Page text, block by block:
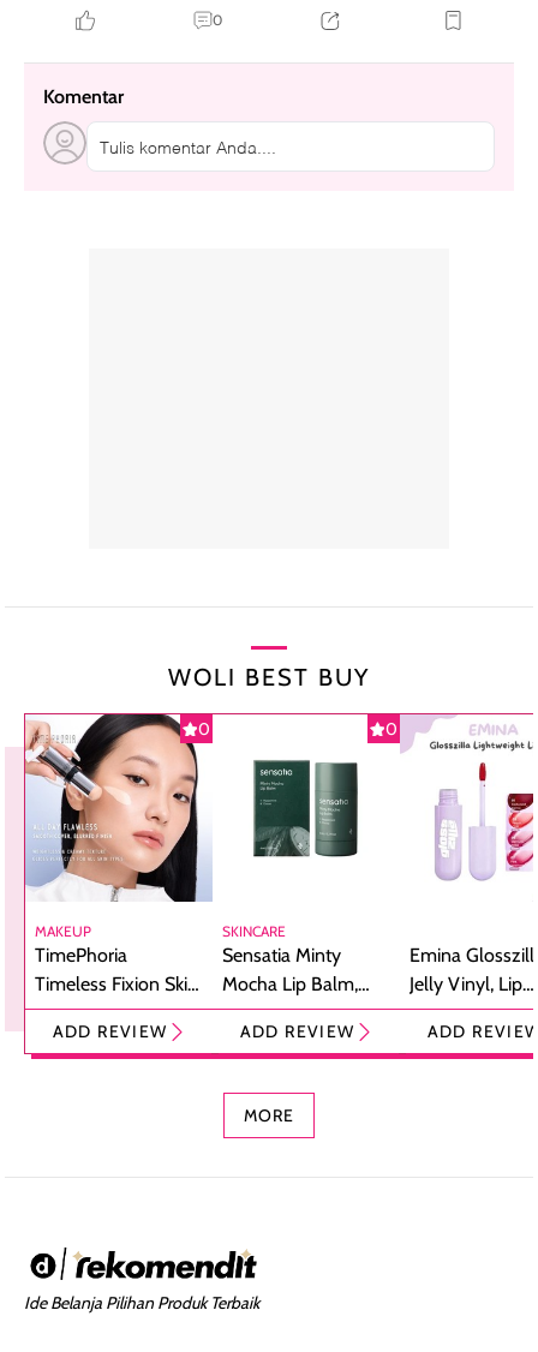
0
Komentar
Tulis komentar Anda....
WOLI BEST BUY
0
MAKEUP
TimePhoria
Timeless Fixion Skin
Tint Stick,
Foundation dan
ADD REVIEW
0
SKINCARE
Sensatia Minty
Mocha Lip Balm,
Pelembap Bibir
dengan Aroma
ADD REVIEW
Emina
Jelly Vinyl, Lip
Cream Glossy
Ringan
ADD
MORE
Ide Belanja Pilihan Produk Terbaik